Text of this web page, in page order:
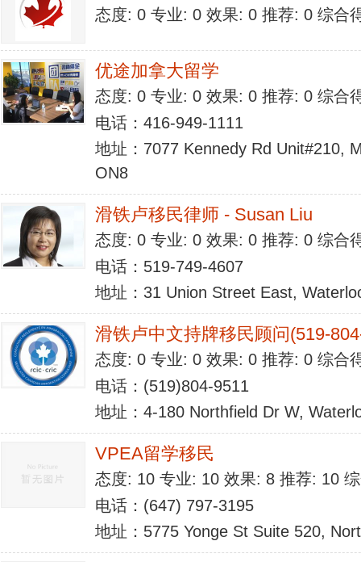
态度: 0 专业: 0 效果: 0 推荐: 0 综合
优途加拿大留学
态度: 0 专业: 0 效果: 0 推荐: 0 综合
电话：416-949-1111
地址：7077 Kennedy Rd Unit#210,
ON8
滑铁卢移民律师 - Susan Liu
态度: 0 专业: 0 效果: 0 推荐: 0 综合
电话：519-749-4607
地址：31 Union Street East,
滑铁卢中文持牌移民顾问(519-
态度: 0 专业: 0 效果: 0 推荐: 0 综合
电话：(519)804-9511
地址：4-180 Northfield Dr W,
VPEA留学移民
态度: 10 专业: 10 效果: 8 推荐: 10
电话：(647) 797-3195
地址：5775 Yonge St Suite 520,